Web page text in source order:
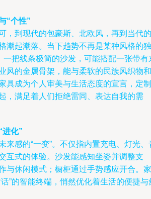
“个性”
，到现代的包豪斯、北欧风，再到当代的
潮起潮落。当下趋势不再是某种风格的独
一把线条极简的沙发，可能搭配一张带有
风的金属骨架，能与柔软的民族风织物和
具成为个人审美与生活态度的宣言，定制
，满足着人们拒绝雷同、表达自我的需
进化”
来感的“一变”。不仅指内置充电、灯光、
互式的体验。沙发能感知坐姿并调整支
与休闲模式；橱柜通过手势感应开合。家
”的智能终端，悄然优化着生活的便捷与